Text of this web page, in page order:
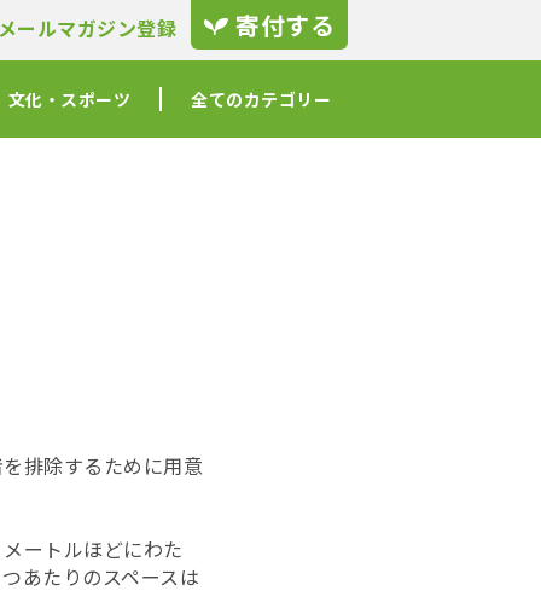
ールマガジン登録 寄付する
文化・スポーツ 全てのカテゴリー
排除するために用意
ートルほどにわた
あたりのスペースは